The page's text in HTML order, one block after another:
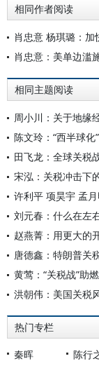
相同作者阅读
肖忠意 杨琪璐：
肖忠意：美单边滥
相同主题阅读
周小川：关于地缘
陈文玲：“西半球
田飞龙：全球关税
宋泓：关税冲击下
许利平 项昊宇 孟
刘元春：什么在左
赵燕菁：用更大的
唐德鑫：特朗普关
黄莺：“关税战”助
洪朝伟：美国关税
热门专栏
秦晖 陈行